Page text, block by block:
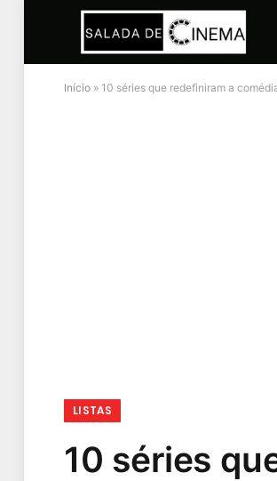
Início » 10 séries que redefiniram a
LISTAS
10 séries